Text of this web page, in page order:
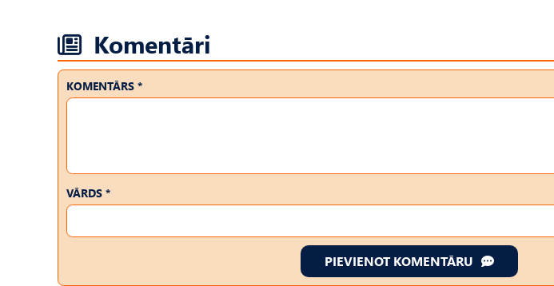
Komentāri
KOMENTĀRS *
VĀRDS *
PIEVIENOT KOMENTĀRU